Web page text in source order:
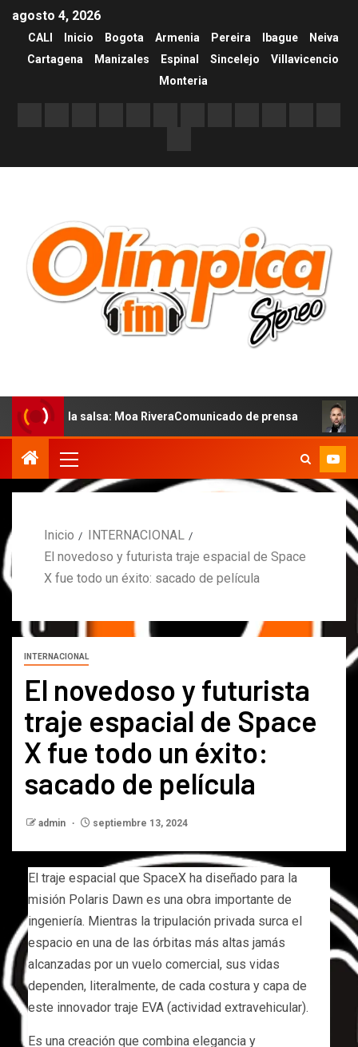
agosto 4, 2026
CALI Inicio Bogota Armenia Pereira Ibague
Neiva
Cartagena
Manizales Espinal Sincelejo
Villavicencio
Monteria
salsa: Moa RiveraComunicado de prensa
Inicio
INTERNACIONAL
El novedoso y futurista traje espacial de Space
X fue todo un éxito: sacado de película
INTERNACIONAL
El novedoso y futurista
traje espacial de Space
X fue todo un éxito:
sacado de película
admin septiembre 13, 2024
El traje espacial que SpaceX ha diseñado para la
misión Polaris Dawn es una obra importante de
ingeniería. Mientras la tripulación privada surca el
espacio en una de las órbitas más altas jamás
alcanzadas por un vuelo comercial, sus vidas
dependen, literalmente, de cada costura y capa de
este innovador traje EVA (actividad extravehicular).
Es una creación que combina elegancia y